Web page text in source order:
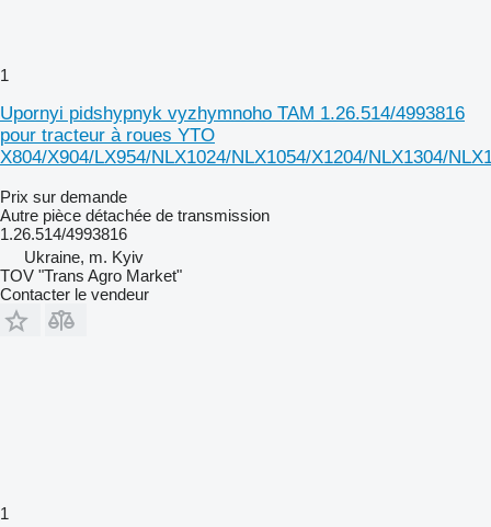
1
Upornyi pidshypnyk vyzhymnoho TAM 1.26.514/4993816
pour tracteur à roues YTO
X804/X904/LX954/NLX1024/NLX1054/X1204/NLX1304/
Prix sur demande
Autre pièce détachée de transmission
1.26.514/4993816
Ukraine, m. Kyiv
TOV "Trans Agro Market"
Contacter le vendeur
1